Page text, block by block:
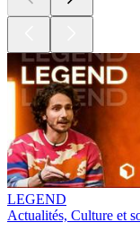
LEGEND
Actualités, Culture et